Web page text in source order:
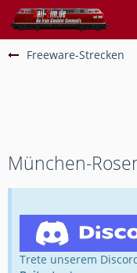
Freeware-Strecken
München-
Trete unserem